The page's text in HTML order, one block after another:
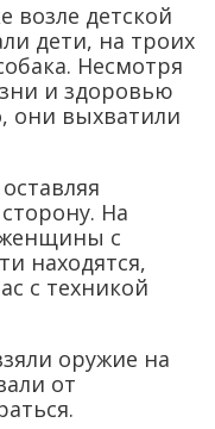
возле детской
дети, на троих
Несмотря
и здоровью
они выхватили
На
женщины с
находятся,
с техникой
оружие на
от